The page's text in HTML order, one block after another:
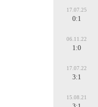
17.07.25
0:1
06.11.22
1:0
17.07.22
3:1
15.08.21